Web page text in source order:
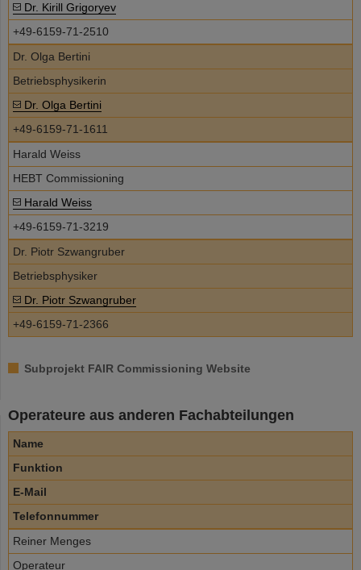
Dr. Kirill Grigoryev
+49-6159-71-2510
Dr. Olga Bertini
Betriebsphysikerin
Dr. Olga Bertini
+49-6159-71-1611
Harald Weiss
HEBT Commissioning
Harald Weiss
+49-6159-71-3219
Dr. Piotr Szwangruber
Betriebsphysiker
Dr. Piotr Szwangruber
+49-6159-71-2366
Subprojekt FAIR Commissioning Website
Operateure aus anderen Fachabteilungen
Name
Funktion
E-Mail
Telefonnummer
Reiner Menges
Operateur